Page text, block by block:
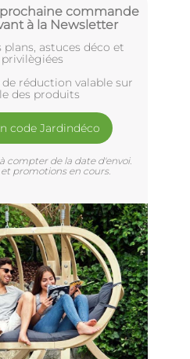
commande
à la Newsletter
plans, astuces déco et
réduction valable sur
des produits
code Jardindéco
compter de la date d'envoi.
promotions en cours.